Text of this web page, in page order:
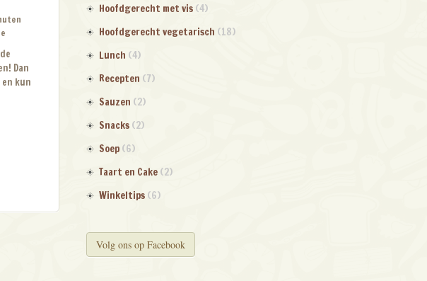
Dan
kun
Hoofdgerecht met vis (4)
Hoofdgerecht vegetarisch (18)
Lunch (4)
Recepten (7)
Sauzen (2)
Snacks (2)
Soep (6)
Taart en Cake (2)
Winkeltips (6)
Volg ons op Facebook